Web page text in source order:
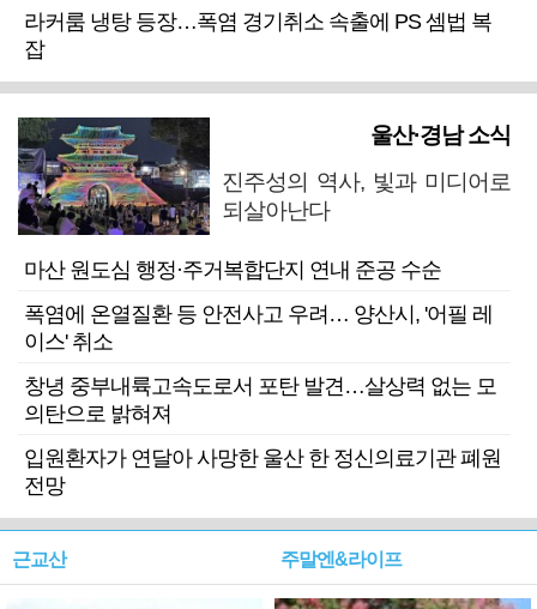
라커룸 냉탕 등장…폭염 경기취소 속출에 PS 셈법 복
잡
울산·경남 소식
진주성의 역사, 빛과 미디어로
되살아난다
마산 원도심 행정·주거복합단지 연내 준공 수순
폭염에 온열질환 등 안전사고 우려… 양산시, '어필 레
이스' 취소
창녕 중부내륙고속도로서 포탄 발견…살상력 없는 모
의탄으로 밝혀져
입원환자가 연달아 사망한 울산 한 정신의료기관 폐원
전망
근교산 주말엔&라이프